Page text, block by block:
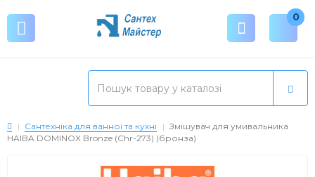
0
Сантехніка для ванної та кухні
Змішувач для умивальника
HAIBA DOMINOX Bronze (Chr-273) (бронза)